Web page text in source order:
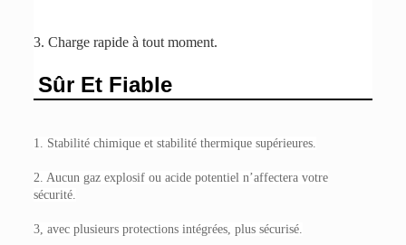
3. Charge rapide à tout moment.
Sûr Et Fiable
1. Stabilité chimique et stabilité thermique supérieures.
2. Aucun gaz explosif ou acide potentiel n’affectera votre
sécurité.
3, avec plusieurs protections intégrées, plus sécurisé.